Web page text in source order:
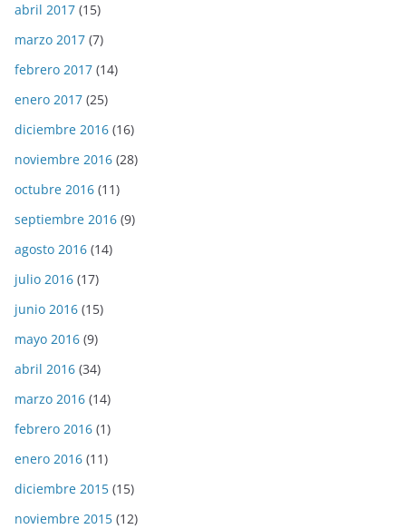
abril 2017 (15)
marzo 2017 (7)
febrero 2017 (14)
enero 2017 (25)
diciembre 2016 (16)
noviembre 2016 (28)
octubre 2016 (11)
septiembre 2016 (9)
agosto 2016 (14)
julio 2016 (17)
junio 2016 (15)
mayo 2016 (9)
abril 2016 (34)
marzo 2016 (14)
febrero 2016 (1)
enero 2016 (11)
diciembre 2015 (15)
noviembre 2015 (12)